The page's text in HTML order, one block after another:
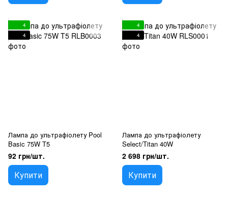
4
4
Лампа до ультрафіолету Pool
Basic 75W T5
92 грн/шт.
Купити
4
4
Лампа до ультрафіолету
Select/Titan 40W
2 698 грн/шт.
Купити